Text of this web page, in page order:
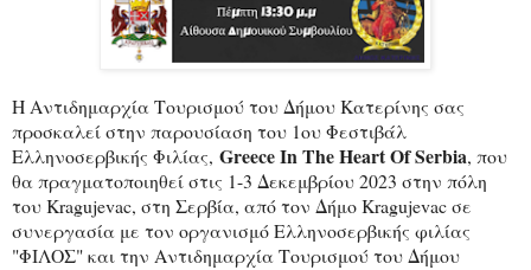
Η Αντιδημαρχία Τουρισμού του Δήμου Κατερίνης σας
προσκαλεί στην παρουσίαση του 1ου Φεστιβάλ
Ελληνοσερβικής Φιλίας, Greece In The Heart Of Serbia, που
θα πραγματοποιηθεί στις 1-3 Δεκεμβρίου 2023 στην πόλη
του Kragujevac, στη Σερβία, από τον Δήμο Kragujevac σε
συνεργασία με τον οργανισμό Ελληνοσερβικής φιλίας
"ΦΙΛΟΣ" και την Αντιδημαρχία Τουρισμού του Δήμου